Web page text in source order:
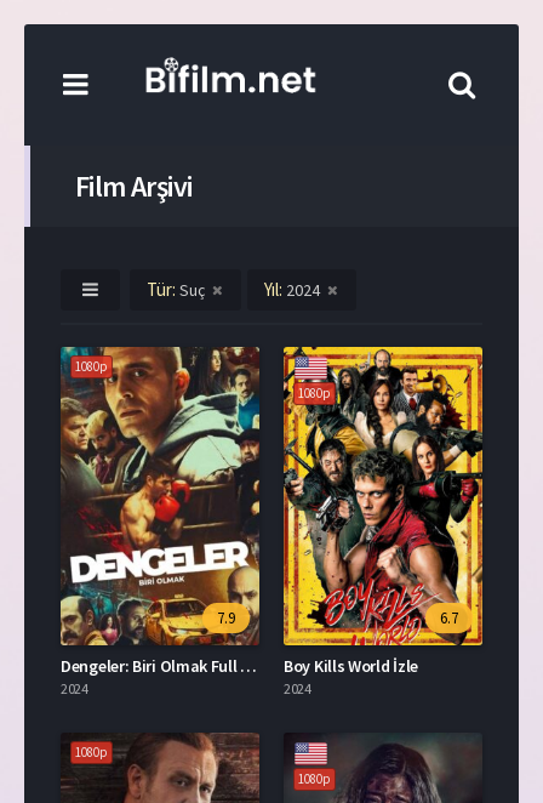
Film Arşivi
Tür: Suç Yıl: 2024
1080p
7.9
Dengeler: Biri Olmak Full HD İzle
2024
1080p
6.7
Boy Kills World İzle
2024
1080p
1080p